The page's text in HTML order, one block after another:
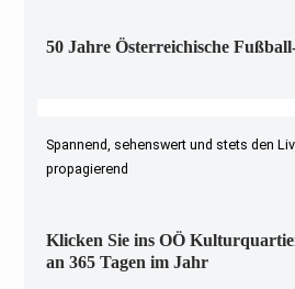
50 Jahre Österreichische
Spannend, sehenswert und stets den
propagierend
Klicken Sie ins OÖ
an 365 Tagen im Jahr